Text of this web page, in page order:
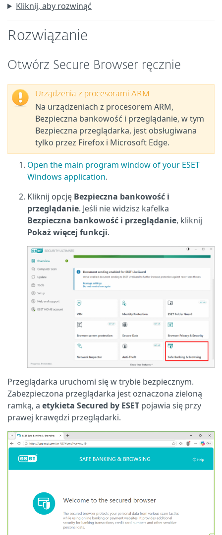
Kliknij, aby rozwinąć
Rozwiązanie
Otwórz Secure Browser ręcznie
Urządzenia z procesorami ARM
Na urządzeniach z procesorem ARM,
Bezpieczna bankowość i przeglądanie, w tym
Bezpieczna przeglądarka, jest obsługiwana
tylko przez Firefox i Microsoft Edge.
Open the main program window of your ESET
Windows application.
Kliknij opcję Bezpieczna bankowość i
przeglądanie. Jeśli nie widzisz kafelka
Bezpieczna bankowość i przeglądanie, kliknij
Pokaż więcej funkcji.
Przeglądarka uruchomi się w trybie bezpiecznym.
Zabezpieczona przeglądarka jest oznaczona zieloną
ramką, a etykieta Secured by ESET pojawia się przy
prawej krawędzi przeglądarki.